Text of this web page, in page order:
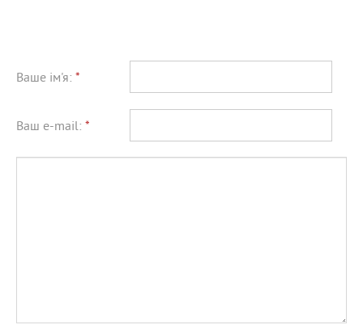
Ваше ім'я: *
Ваш e-mail: *